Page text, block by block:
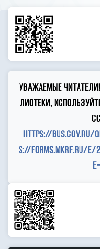
Уважаемые
лиотеки,
https://bus.gov.ru/
s://forms.mkrf.ru/e/